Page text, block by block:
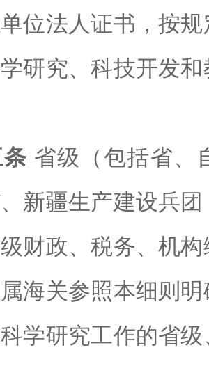
位法人证书，按
研究、科技开发
省级（包括省、
新疆生产建设兵
财政、税务、机
海关参照本细则
学研究工作的省